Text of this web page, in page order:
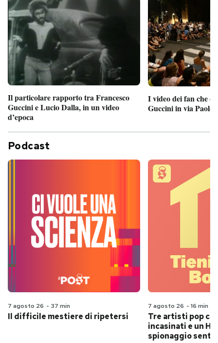
Il particolare rapporto tra Francesco
Guccini e Lucio Dalla, in un video
d’epoca
I video dei fan che
Guccini in via Paolo
Podcast
7 agosto 26 - 37 min
Il difficile mestiere di ripetersi
7 agosto 26 - 16 min
Tre artisti pop
incasinati e un
spionaggio